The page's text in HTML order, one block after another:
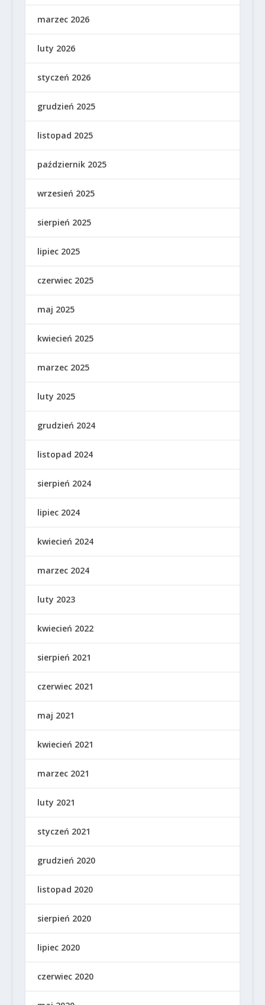
marzec 2026
luty 2026
styczeń 2026
grudzień 2025
listopad 2025
październik 2025
wrzesień 2025
sierpień 2025
lipiec 2025
czerwiec 2025
maj 2025
kwiecień 2025
marzec 2025
luty 2025
grudzień 2024
listopad 2024
sierpień 2024
lipiec 2024
kwiecień 2024
marzec 2024
luty 2023
kwiecień 2022
sierpień 2021
czerwiec 2021
maj 2021
kwiecień 2021
marzec 2021
luty 2021
styczeń 2021
grudzień 2020
listopad 2020
sierpień 2020
lipiec 2020
czerwiec 2020